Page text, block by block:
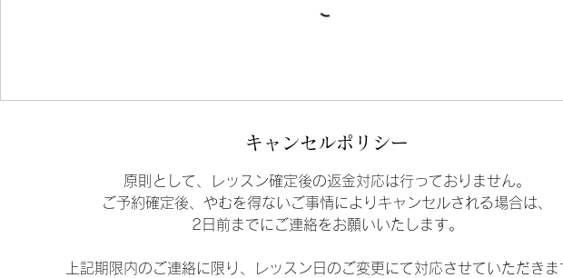
キャンセルポリシー
原則として、レッスン確定後の返金対応は行っておりません。
ご予約確定後、やむを得ないご事情によりキャンセルされる場合は、
2日前までにご連絡をお願いいたします。
上記期限内のご連絡に限り、レッスン日のご変更にて対応させていただきま